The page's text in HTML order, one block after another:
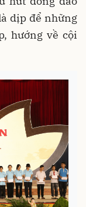
dịp để những
hướng về cội